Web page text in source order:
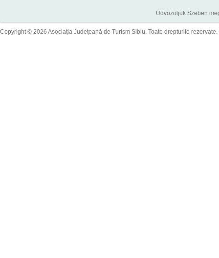
Üdvözöljük Szeben
Copyright © 2026 Asociaţia Judeţeană de Turism Sibiu. Toate drepturile rezervate.